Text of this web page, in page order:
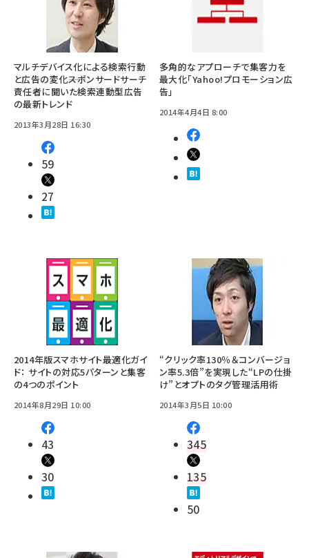
マルチデバイス化による検索行動
と広告の変化――スポンサードサーチ
責任者に聞いた検索連動型広告
の最新トレンド
2013年3月28日 16:30
59
27
多角的なアプローチで集客力を
最大化「Yahoo!プロモーション広
告」
2014年4月4日 8:00
2014年版スマホサイト最適化ガイ
ド： サイトの対応5パターンと集客
の4つのポイント
2014年8月29日 10:00
43
30
“クリック率130％＆コンバージョ
ン率5.3倍”を実現した“LPの仕掛
け”とオプトのタグ管理活用術
2014年3月5日 10:00
345
135
50